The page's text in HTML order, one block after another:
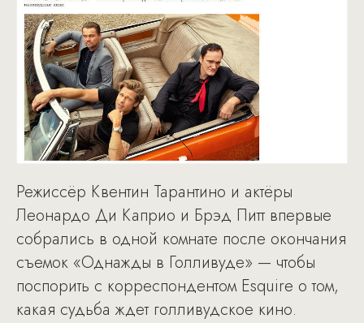
Режиссёр Квентин Тарантино и актёры
Леонардо Ди Каприо и Брэд Питт впервые
собрались в одной комнате после окончания
съемок «Однажды в Голливуде» — чтобы
поспорить с корреспондентом Esquire о том,
какая судьба ждет голливудское кино.